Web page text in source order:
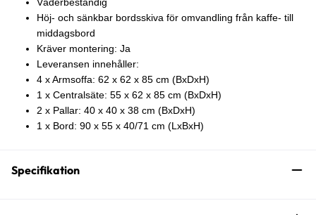
Höj- och sänkbar bordsskiva för omvandling från kaffe- till
middagsbord
Kräver montering: Ja
Leveransen innehåller:
4 x Armsoffa: 62 x 62 x 85 cm (BxDxH)
1 x Centralsäte: 55 x 62 x 85 cm (BxDxH)
2 x Pallar: 40 x 40 x 38 cm (BxDxH)
1 x Bord: 90 x 55 x 40/71 cm (LxBxH)
Specifikation